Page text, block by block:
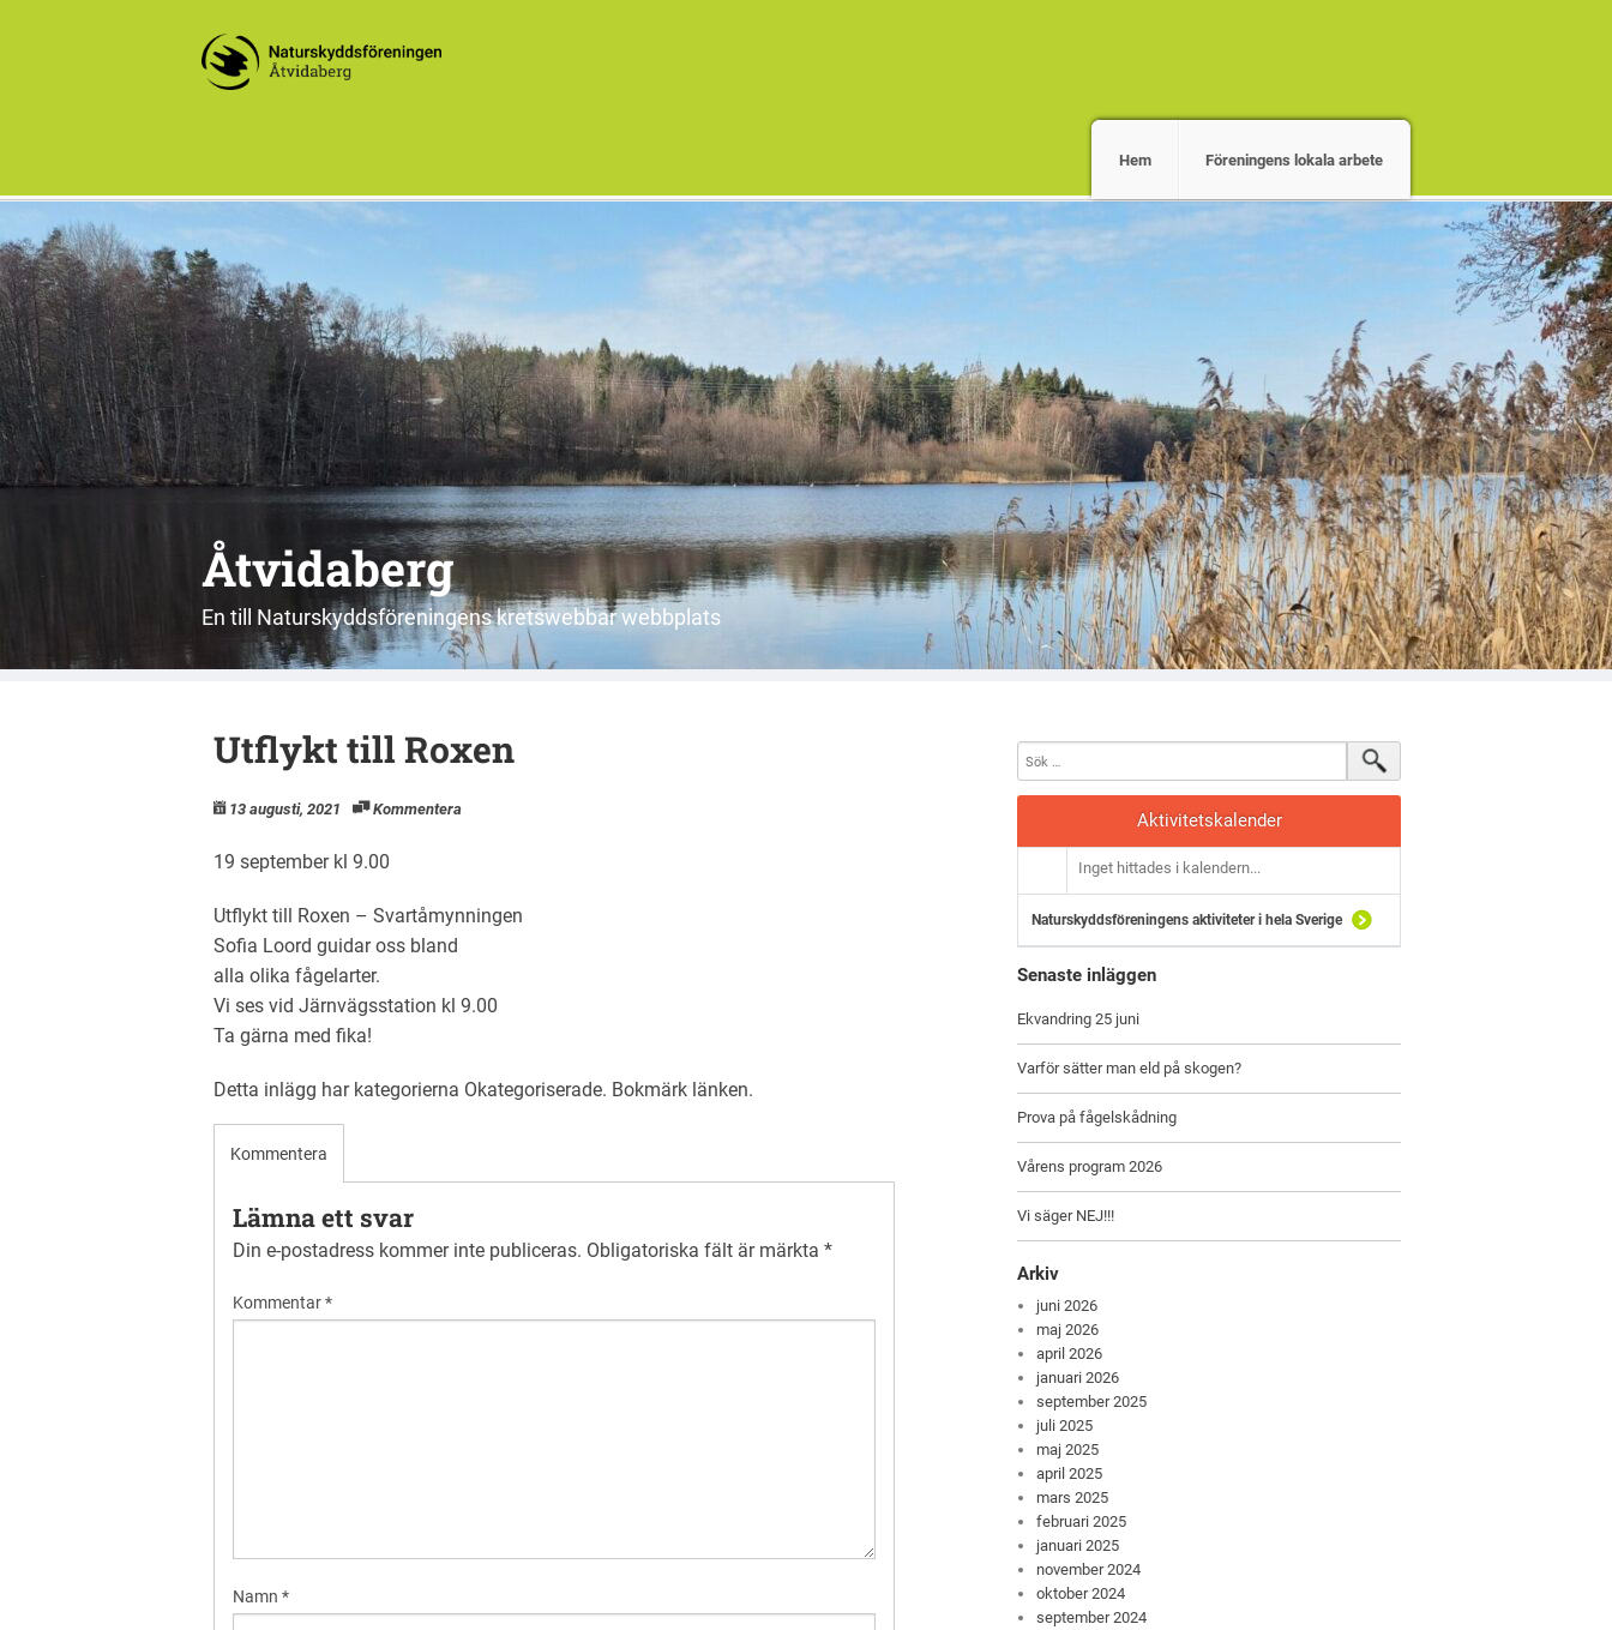
Hem Föreningens lokala arbete
Åtvidaberg
En till Naturskyddsföreningens kretswebbar webbplats
Utflykt till Roxen
13 augusti, 2021 Kommentera
19 september kl 9.00
Utflykt till Roxen – Svartåmynningen
Sofia Loord guidar oss bland
alla olika fågelarter.
Vi ses vid Järnvägsstation kl 9.00
Ta gärna med fika!
Detta inlägg har kategorierna Okategoriserade. Bokmärk länken.
Kommentera
Lämna ett svar
Din e-postadress kommer inte publiceras. Obligatoriska fält är märkta *
Kommentar*
Namn *
Aktivitetskalender
Inget hittades i kalendern...
Naturskyddsföreningens aktiviteter i hela Sverige
Senaste inläggen
Ekvandring 25 juni
Varför sätter man eld på skogen?
Prova på fågelskådning
Vårens program 2026
Vi säger NEJ!!!
Arkiv
juni 2026
maj 2026
april 2026
januari 2026
september 2025
juli 2025
maj 2025
april 2025
mars 2025
februari 2025
januari 2025
november 2024
oktober 2024
september 2024